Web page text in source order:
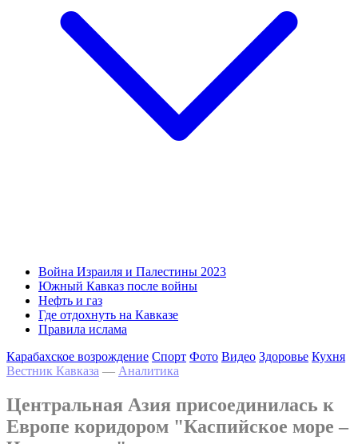
Война Израиля и Палестины 2023
Южный Кавказ после войны
Нефть и газ
Где отдохнуть на Кавказе
Правила ислама
Карабахское возрождение Спорт Фото Видео Здоровье Кухня
Вестник Кавказа — Аналитика
Центральная Азия присоединилась к
Европе коридором "Каспийское море –